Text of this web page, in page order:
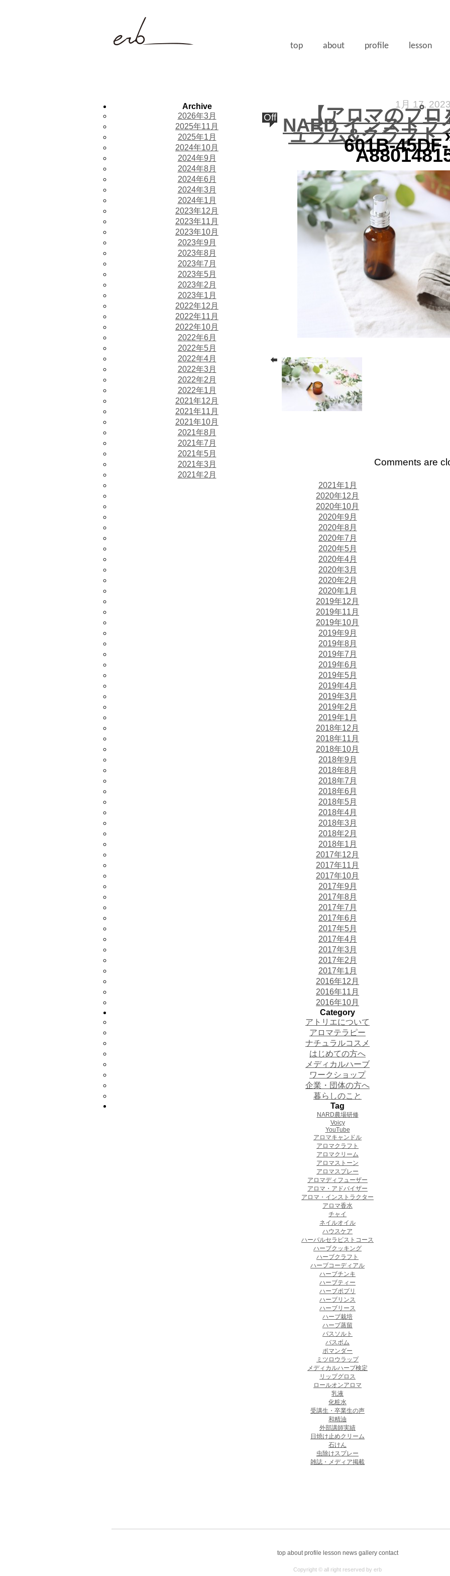
top about profile lesson
1月 17,
Off
【アロマのプ
NARD インストラ
ュラム&クラフト
601B-
Comments are
Archive
2026年3月
2025年11月
2025年1月
2024年10月
2024年9月
2024年8月
2024年6月
2024年3月
2024年1月
2023年12月
2023年11月
2023年10月
2023年9月
2023年8月
2023年7月
2023年5月
2023年2月
2023年1月
2022年12月
2022年11月
2022年10月
2022年6月
2022年5月
2022年4月
2022年3月
2022年2月
2022年1月
2021年12月
2021年11月
2021年10月
2021年8月
2021年7月
2021年5月
2021年3月
2021年2月
2021年1月
2020年12月
2020年10月
2020年9月
2020年8月
2020年7月
2020年5月
2020年4月
2020年3月
2020年2月
2020年1月
2019年12月
2019年11月
2019年10月
2019年9月
2019年8月
2019年7月
2019年6月
2019年5月
2019年4月
2019年3月
2019年2月
2019年1月
2018年12月
2018年11月
2018年10月
2018年9月
2018年8月
2018年7月
2018年6月
2018年5月
2018年4月
2018年3月
2018年2月
2018年1月
2017年12月
2017年11月
2017年10月
2017年9月
2017年8月
2017年7月
2017年6月
2017年5月
2017年4月
2017年3月
2017年2月
2017年1月
2016年12月
2016年11月
2016年10月
Category
アトリエについて
アロマテラピー
ナチュラルコスメ
はじめての方へ
メディカルハーブ
ワークショップ
企業・団体の方へ
暮らしのこと
Tag
NARD農場研修
Voicy
YouTube
アロマキャンドル
アロマクラフト
アロマクリーム
アロマストーン
アロマスプレー
アロマディフューザー
アロマ・アドバイザー
アロマ・インストラクター
アロマ香水
チャイ
ネイルオイル
ハウスケア
ハーバルセラピストコース
ハーブクッキング
ハーブクラフト
ハーブコーディアル
ハーブチンキ
ハーブティー
ハーブポプリ
ハーブリンス
ハーブリース
ハーブ栽培
ハーブ蒸留
バスソルト
バスボム
ポマンダー
ミツロウラップ
メディカルハーブ検定
リップグロス
ロールオンアロマ
乳液
化粧水
受講生・卒業生の声
和精油
外部講師実績
日焼け止めクリーム
石けん
虫除けスプレー
雑誌・メディア掲載
top about profile lesson news gallery contact
Copyright © all right reserved by erb